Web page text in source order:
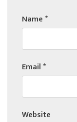
Name*
Email*
Website